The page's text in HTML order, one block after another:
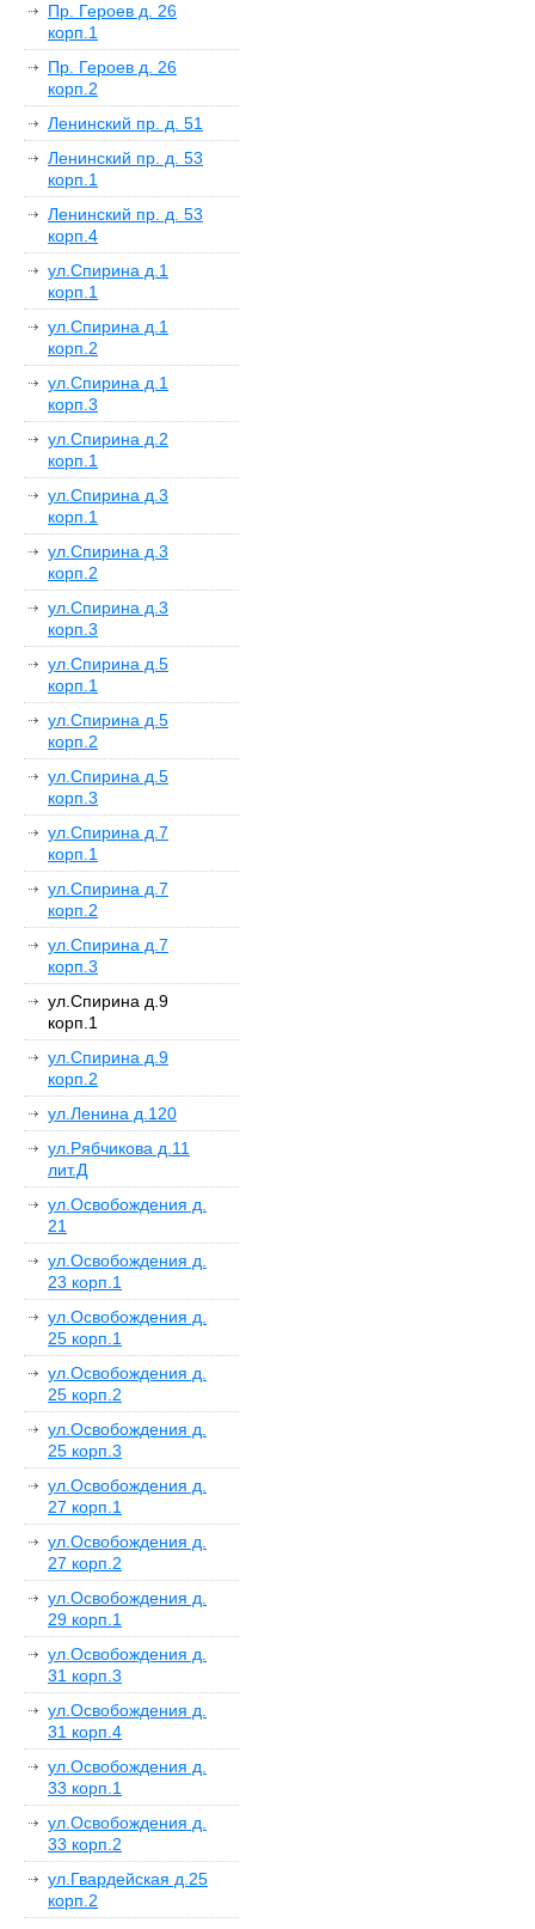
Пр. Героев д. 26
корп.1
Пр. Героев д. 26
корп.2
Ленинский пр. д. 51
Ленинский пр. д. 53
корп.1
Ленинский пр. д. 53
корп.4
ул.Спирина д.1
корп.1
ул.Спирина д.1
корп.2
ул.Спирина д.1
корп.3
ул.Спирина д.2
корп.1
ул.Спирина д.3
корп.1
ул.Спирина д.3
корп.2
ул.Спирина д.3
корп.3
ул.Спирина д.5
корп.1
ул.Спирина д.5
корп.2
ул.Спирина д.5
корп.3
ул.Спирина д.7
корп.1
ул.Спирина д.7
корп.2
ул.Спирина д.7
корп.3
ул.Спирина д.9
корп.1
ул.Спирина д.9
корп.2
ул.Ленина д.120
ул.Рябчикова д.11
лит.Д
ул.Освобождения д.
21
ул.Освобождения д.
23 корп.1
ул.Освобождения д.
25 корп.1
ул.Освобождения д.
25 корп.2
ул.Освобождения д.
25 корп.3
ул.Освобождения д.
27 корп.1
ул.Освобождения д.
27 корп.2
ул.Освобождения д.
29 корп.1
ул.Освобождения д.
31 корп.3
ул.Освобождения д.
31 корп.4
ул.Освобождения д.
33 корп.1
ул.Освобождения д.
33 корп.2
ул.Гвардейская д.25
корп.2